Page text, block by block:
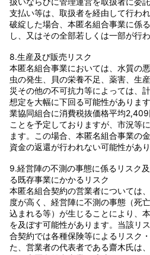
支払い等は、取扱者を経由して行わ
破綻した場合、本匿名組合事業に係
し、又はその全部若しくは一部が行
8.生産及び販売リスク
本匿名組合事業においては、水質の
虫の発生、貝の栄養不足、薬害、生
災その他の不可抗力等によっては、
想定を大幅に下回る可能性がありま
業協同組合に消費税抜価格平均
ことを予定しておりますが、市況等
ます。この場合、本匿名組合事業の
資金の返還が行われない可能性があり
9.経営陣の不測の事態に係るリスク
る既存事業にかかるリスク
本匿名組合契約の営業者については
度が高く、経営陣に不測の事態（死
込まれる等）が生じることにより、
を及ぼす可能性があります。当該リ
合契約では各種保険等によるリスク
た、営業者の代表者である齋木氏は